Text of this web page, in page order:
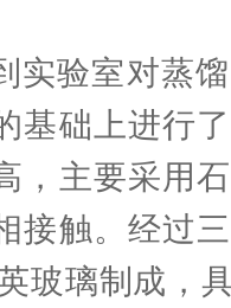
验室对蒸馏
基础上进行
，主要采用
接触。经过
玻璃制成，